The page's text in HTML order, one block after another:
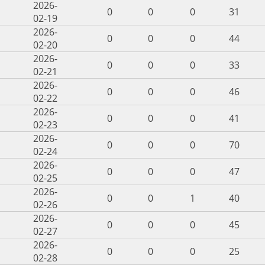
2026-
02-19
0 0 0
31
2026-
02-20
0 0 0
44
2026-
02-21
0 0 0
33
2026-
02-22
0 0 0
46
2026-
02-23
0 0 0
41
2026-
02-24
0 0 0
70
2026-
02-25
0 0 0
47
2026-
02-26
0 0 1
40
2026-
02-27
0 0 0
45
2026-
02-28
0 0 0 25